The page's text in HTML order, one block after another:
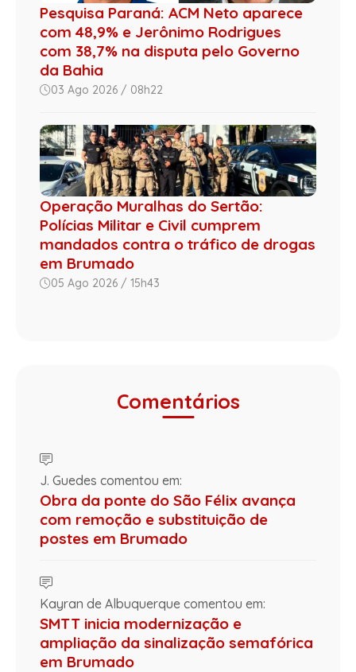
Pesquisa Paraná: ACM Neto aparece
com 48,9% e Jerônimo Rodrigues
com 38,7% na disputa pelo Governo
da Bahia
03 Ago 2026 / 08h22
Operação Muralhas do Sertão:
Polícias Militar e Civil cumprem
mandados contra o tráfico de drogas
em Brumado
05 Ago 2026 / 15h43
Comentários
J. Guedes comentou em:
Obra da ponte do São Félix avança
com remoção e substituição de
postes em Brumado
Kayran de Albuquerque comentou em:
SMTT inicia modernização e
ampliação da sinalização semafórica
em Brumado